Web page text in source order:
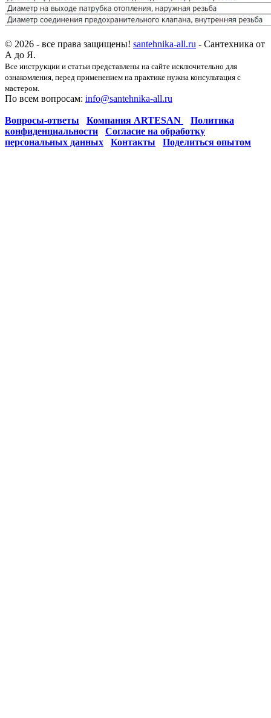
© 2026 - все права защищены! santehnika-all.ru - Сантехника от
А до Я.
Все инструкции и статьи представлены на сайте исключительно для
ознакомления, перед применением на практике нужна консультация с
мастером.
По всем вопросам: info@santehnika-all.ru
Вопросы-ответы Компания ARTESAN
Политика
конфиденциальности
Согласие на обработку
персональных данных
Контакты Поделиться опытом